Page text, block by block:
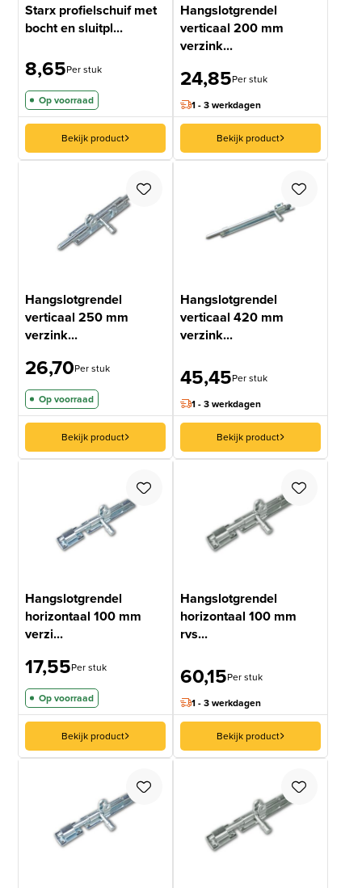
Starx profielschuif met
bocht en sluitpl...
8,65Per stuk
Op voorraad
Bekijk product
Hangslotgrendel
verticaal 200 mm
verzink...
24,85Per stuk
1 - 3 werkdagen
Bekijk product
Hangslotgrendel
verticaal 250 mm
verzink...
26,70Per stuk
Op voorraad
Bekijk product
Hangslotgrendel
verticaal 420 mm
verzink...
45,45Per stuk
1 - 3 werkdagen
Bekijk product
Hangslotgrendel
horizontaal 100 mm
verzi...
17,55Per stuk
Op voorraad
Bekijk product
Hangslotgrendel
horizontaal 100 mm
rvs...
60,15Per stuk
1 - 3 werkdagen
Bekijk product